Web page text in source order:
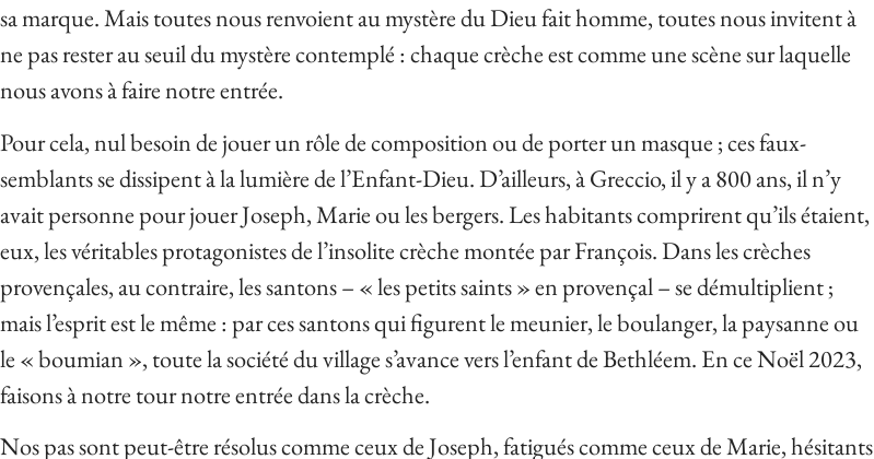
sa marque. Mais toutes nous renvoient au mystère du Dieu fait homme, toutes nous invitent à
ne pas rester au seuil du mystère contemplé : chaque crèche est comme une scène sur laquelle
nous avons à faire notre entrée.
Pour cela, nul besoin de jouer un rôle de composition ou de porter un masque ; ces faux-
semblants se dissipent à la lumière de l’Enfant-Dieu. D’ailleurs, à Greccio, il y a 800 ans, il n’y
avait personne pour jouer Joseph, Marie ou les bergers. Les habitants comprirent qu’ils étaient,
eux, les véritables protagonistes de l’insolite crèche montée par François. Dans les crèches
provençales, au contraire, les santons – « les petits saints » en provençal – se démultiplient ;
mais l’esprit est le même : par ces santons qui figurent le meunier, le boulanger, la paysanne ou
le « boumian », toute la société du village s’avance vers l’enfant de Bethléem. En ce Noël 2023,
faisons à notre tour notre entrée dans la crèche.
Nos pas sont peut-être résolus comme ceux de Joseph, fatigués comme ceux de Marie, hésitants